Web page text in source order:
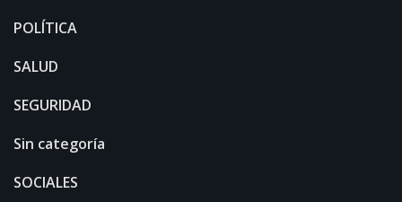
POLÍTICA
SALUD
SEGURIDAD
Sin categoría
SOCIALES